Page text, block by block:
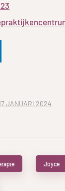
JANUARI 2024
Joyce